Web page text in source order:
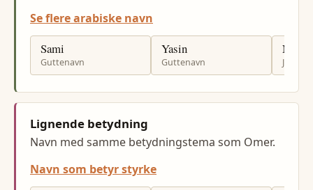
Se flere arabiske navn
Sami
Guttenavn
Yasin
Guttenavn
Nour
Lignende betydning
Navn med samme betydningstema som Omer.
Navn som betyr styrke